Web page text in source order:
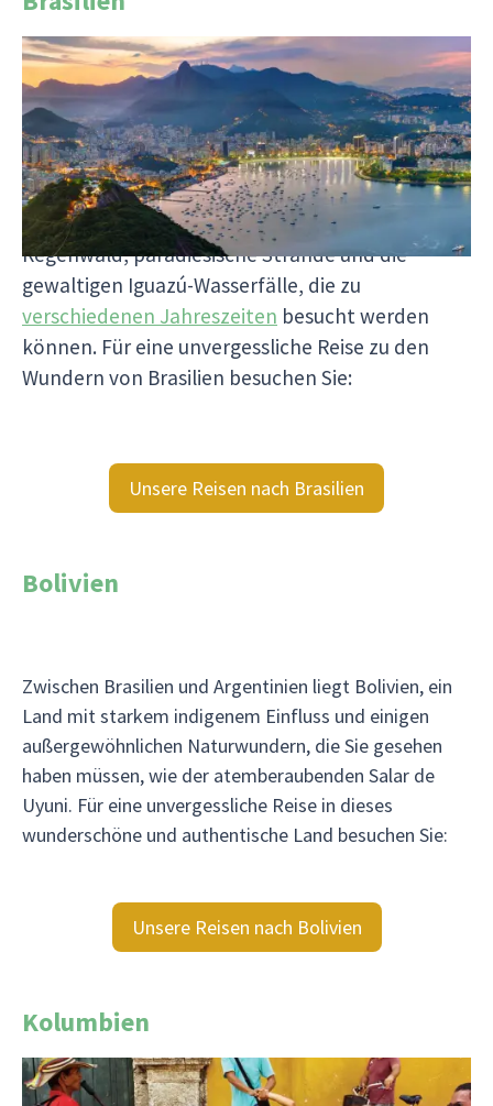
Brasilien ist eine Mischung aus legendären
Städten, paradiesischen Landschaften und
atemberaubender Natur. Seine Kultur vereint
starke afrikanische Einflüsse, mitreißende
Sambamusik und prachtvolle Gebäude. Zu seinen
Naturwundern gehören der riesige Amazonas-
Regenwald, paradiesische Strände und die
gewaltigen Iguazú-Wasserfälle, die zu
verschiedenen Jahreszeiten besucht werden
können. Für eine unvergessliche Reise zu den
Wundern von Brasilien besuchen Sie:
Unsere Reisen nach Brasilien
Bolivien
Zwischen Brasilien und Argentinien liegt Bolivien, ein
Land mit starkem indigenem Einfluss und einigen
außergewöhnlichen Naturwundern, die Sie gesehen
haben müssen, wie der atemberaubenden Salar de
Uyuni. Für eine unvergessliche Reise in dieses
wunderschöne und authentische Land besuchen Sie:
Unsere Reisen nach Bolivien
Kolumbien
Kolumbien hat verschiedene Klimazonen, eine